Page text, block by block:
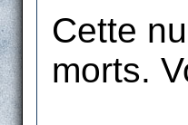
Cette
morts.